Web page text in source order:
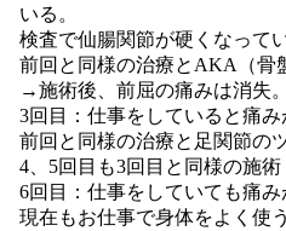
いる。
検査で仙腸関節が硬くなって
前回と同様の治療とAKA（骨
→施術後、前屈の痛みは消失。
3回目：仕事をしていると痛み
前回と同様の治療と足関節の
4、5回目も3回目と同様の施術
6回目：仕事をしていても痛み
現在もお仕事で身体をよく使